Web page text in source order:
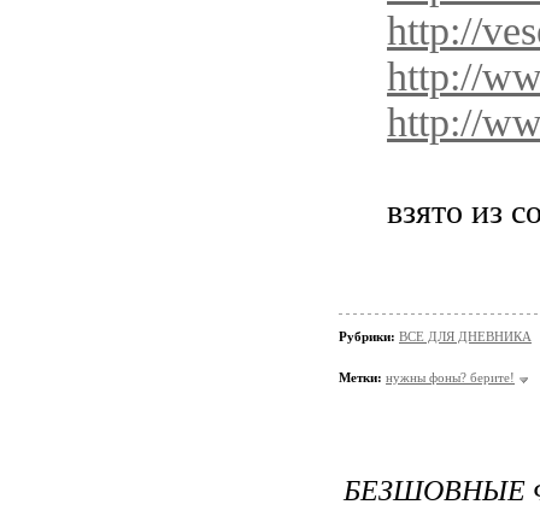
http://
http://
http://
взято из
Рубрики: ВСЕ ДЛЯ ДНЕВНИКА
Метки: нужны фоны? берите!
БЕЗШОВНЫЕ